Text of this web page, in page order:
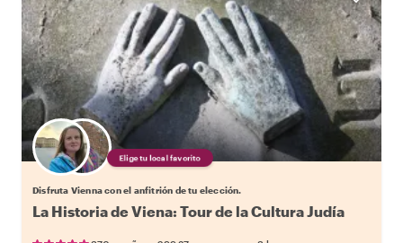
Elige tu local favorito
Disfruta Vienna con el anfitrión de tu elección.
La Historia de Viena: Tour de la Cultura Judía